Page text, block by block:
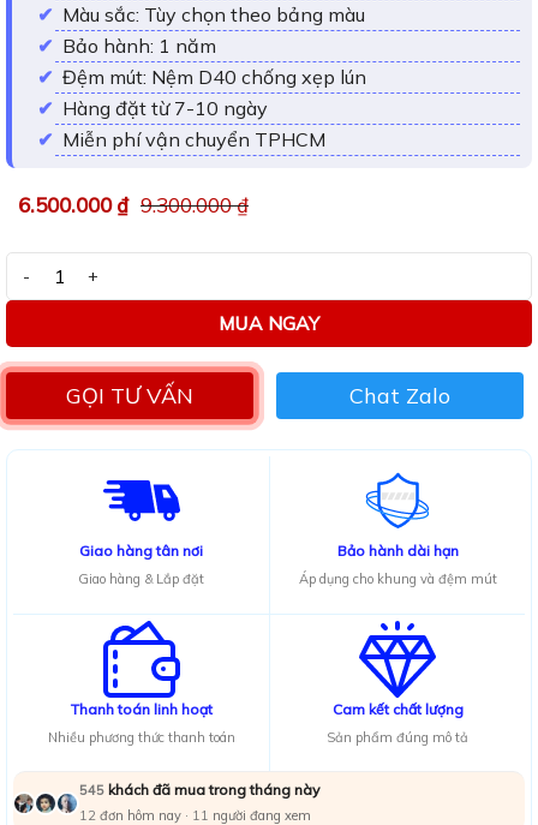
Màu sắc: Tùy chọn theo bảng màu
Bảo hành: 1 năm
Đệm mút: Nệm D40 chống xẹp lún
Hàng đặt từ 7-10 ngày
Miễn phí vận chuyển TPHCM
6.500.000₫ 9.300.000₫
Sofa băng phòng khách GK18 số lượng
MUA NGAY
GỌI TƯ VẤN Chat Zalo
Giao hàng tân nơi
Giao hàng & Lắp đặt
Bảo hành dài hạn
Áp dụng cho khung và đệm mút
Thanh toán linh hoạt
Nhiều phương thức thanh toán
Cam kết chất lượng
Sản phẩm đúng mô tả
545 khách đã mua trong tháng này
12 đơn hôm nay · 12 người đang xem